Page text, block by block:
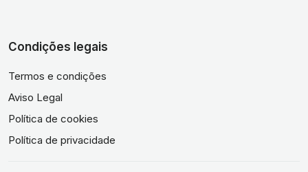
Condições legais
Termos e condições
Aviso Legal
Política de cookies
Política de privacidade